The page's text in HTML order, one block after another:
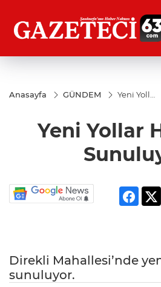
Anasayfa GÜNDEM
Yeni Yollar
Yeni Yollar
Direkli Mahallesi’nde
sunuluyor.